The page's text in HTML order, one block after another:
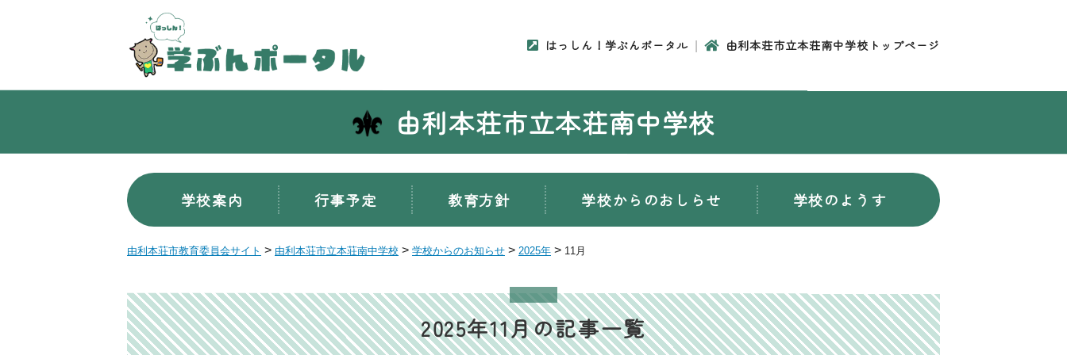
はっしん！学ぶんポータル 由利本荘市立本荘南中学校トップページ
由利本荘市立本荘南中学校
学校案内 行事予定 教育方針 学校からのおしらせ 学校のようす
由利本荘市教育委員会サイト > 由利本荘市立本荘南中学校 > 学校からのお知らせ > 2025年 > 11月
2025年11月の記事一覧